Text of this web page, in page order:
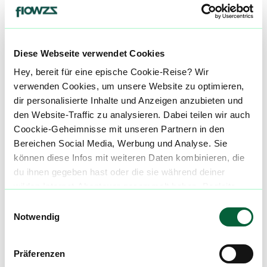
Diese Webseite verwendet Cookies
Hey, bereit für eine epische Cookie-Reise? Wir
verwenden Cookies, um unsere Website zu optimieren,
dir personalisierte Inhalte und Anzeigen anzubieten und
den Website-Traffic zu analysieren. Dabei teilen wir auch
Coockie-Geheimnisse mit unseren Partnern in den
Bereichen Social Media, Werbung und Analyse. Sie
können diese Infos mit weiteren Daten kombinieren, die
du ihnen gegeben hast oder die sie während deiner
Notwendig
Präferenzen
Über diesen Strain: Cocoa Bomba
C Cocoa Bomba
Cocoa Bomba ist eine einzigartige Cannabissorte, die durch die geschickte Kombination zweier starker Elternsorten entstanden ist: Chocolate Thai und Bomba Kush. Chocolate Thai, eine Sorte mit sativadominantem Erbe, zeichnet sich durch ihren erdigen Schokoladengeschmack und ihre anregende Wirkung aus. Bomba Kush hingegen, eine indicadominierte Sorte, ist für ihre intensiv entspannenden und stressabbauenden Eigenschaften bekannt. ::br Der Name dieser Sorte leitet sich von einem Schokoladendessert ab, und ihr Geschmack ist ebenso reichhaltig und dekadent, mit Nuancen von Kakao und Sahne. Die Blüten von Cocoa Bomba sind mit einer Fülle von Trichomen bedeckt, die ihr ein frostiges Aussehen verleihen. Diese winzigen, haarähnlichen Strukturen dienen als Schutz für die Pflanze und sind verantwortlich für die Produktion von Cannabinoiden, Terpenen und Flavonoiden, die das einzigartige Profil von Cocoa Bomba prägen. ::br Das Aroma und der Geschmack von Cocoa Bomba sind unverwechselbar und werden durch eine einzigartige Mischung von Terpenen bestimmt. Diese Sorte enthält besonders hohe Mengen an Myrcen, Caryophyllen und Limonen, die für ihre erdigen, würzigen und zitrusartigen Noten verantwortlich sind. Diese Terpene spielen auch eine wichtige Rolle bei den therapeutischen Effekten von Cocoa Bomba. ::br Cocoa Bomba bietet ein ausgewogenes Rauscherlebnis, das gleichermaßen anregend wie entspannend ist. Dies macht sie zu einer idealen Wahl für Freizeitnutzer. Der anfängliche Rausch ist von einem sanften, kakaohaltigen Geschmack begleitet, gefolgt von einem leichten Pfefferhauch beim Ausatmen. Das Gesamterlebnis erinnert an das Genießen einer luxuriösen Tasse heißer Schokolade. ::br Abgesehen von ihrem Reiz als Freizeitprodukt weist Cocoa Bomba auch eine Vielzahl von medizinischen Vorteilen auf, die sie für medizinische Cannabispatienten attraktiv machen. Ihre anregende Wirkung kann helfen, Symptome von Depression, Angst und Stress zu lindern. Die entspannenden Eigenschaften können bei chronischen Schmerzen, Muskelverspannungen und Entzündungen wohltuend sein. Es wurde auch berichtet, dass Cocoa Bomba bei Schlafproblemen hilfreich ist, was sie zu einer geeigneten Option für diejenigen macht, die nach einer erholsamen Nachtruhe suchen." ::br Unsere Datenbank lebt von den Erfahrungen der Community. Hast du den Cocoa Bomba Strain schon konsumiert? Dann teile deine Erfahrungen mit uns und hilf anderen Patienten dabei, ihren perfekten Strain für sich zu finden. ::br Wenn Du eine Cocoa Bomba Cannabisblüte bestellen möchtest, nutze einfach unseren Preisvergleich um die günstigste Cannabis Apotheke für diese Blüte zu finden.
Cannabisblüten mit diesem Strain
31/1 CB Cocoa Bomba